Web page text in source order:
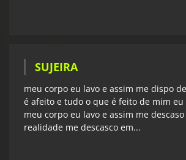
SUJEIRA
meu corpo eu lavo e assim me dispo
é afeito e tudo o que é feito de mim eu
meu corpo eu lavo e assim me descaso
realidade me descasco em...